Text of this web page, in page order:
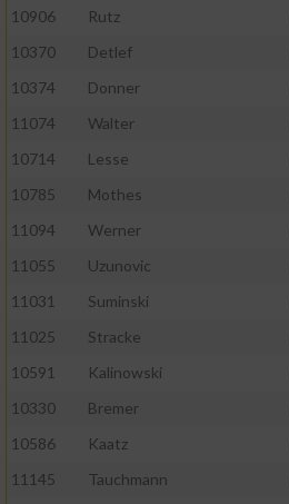
10906
Rutz
10370
Detlef
10374
Donner
11074
Walter
10714
Lesse
10785
Mothes
11094
Werner
11055
Uzunovic
11031
Suminski
11025
Stracke
10591
Kalinowski
10330
Bremer
10586
Kaatz
11145
Tauchmann